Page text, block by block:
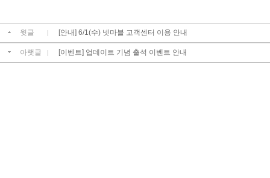
윗글 | [안내] 6/1(수) 넷마블 고객센터 이용 안내
아랫글 | [이벤트] 업데이트 기념 출석 이벤트 안내